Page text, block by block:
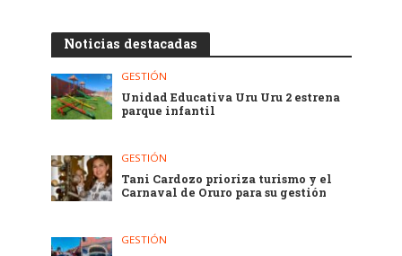
Noticias destacadas
GESTIÓN
Unidad Educativa Uru Uru 2 estrena
parque infantil
GESTIÓN
Tani Cardozo prioriza turismo y el
Carnaval de Oruro para su gestión
GESTIÓN